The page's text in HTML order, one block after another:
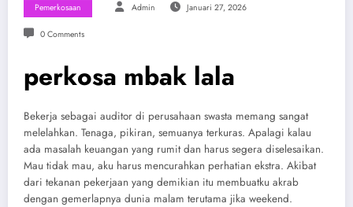
Pemerkosaan Admin Januari 27, 2026
0 Comments
perkosa mbak lala
Bekerja sebagai auditor di perusahaan swasta memang sangat
melelahkan. Tenaga, pikiran, semuanya terkuras. Apalagi kalau
ada masalah keuangan yang rumit dan harus segera diselesaikan.
Mau tidak mau, aku harus mencurahkan perhatian ekstra. Akibat
dari tekanan pekerjaan yang demikian itu membuatku akrab
dengan gemerlapnya dunia malam terutama jika weekend.